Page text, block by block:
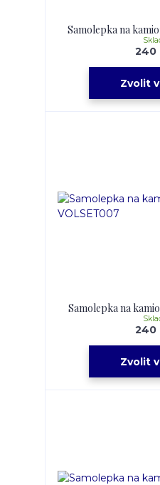
Samolepka na
240
Zvolit
Samolepka na
240
Zvolit